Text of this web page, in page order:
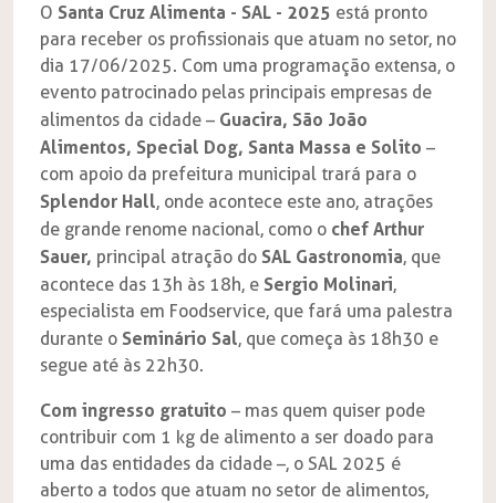
O Santa Cruz Alimenta - SAL - 2025 está pronto
para receber os profissionais que atuam no setor, no
dia 17/06/2025. Com uma programação extensa, o
evento patrocinado pelas principais empresas de
alimentos da cidade – Guacira, São João
Alimentos, Special Dog, Santa Massa e Solito –
com apoio da prefeitura municipal trará para o
Splendor Hall, onde acontece este ano, atrações
de grande renome nacional, como o chef Arthur
Sauer, principal atração do SAL Gastronomia, que
acontece das 13h às 18h, e Sergio Molinari,
especialista em Foodservice, que fará uma palestra
durante o Seminário Sal, que começa às 18h30 e
segue até às 22h30.
Com ingresso gratuito – mas quem quiser pode
contribuir com 1 kg de alimento a ser doado para
uma das entidades da cidade –, o SAL 2025 é
aberto a todos que atuam no setor de alimentos,